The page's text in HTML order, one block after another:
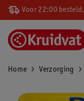
Voor 22:00
Home Verzorging